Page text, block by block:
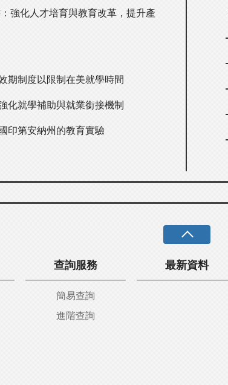
強化人才培育與教育改革，提升產
期制度以限制在美就學時間
化就學補助與就業銜接機制
印第安納州的教育實驗
查詢服務
簡易查詢
進階查詢
最新資料